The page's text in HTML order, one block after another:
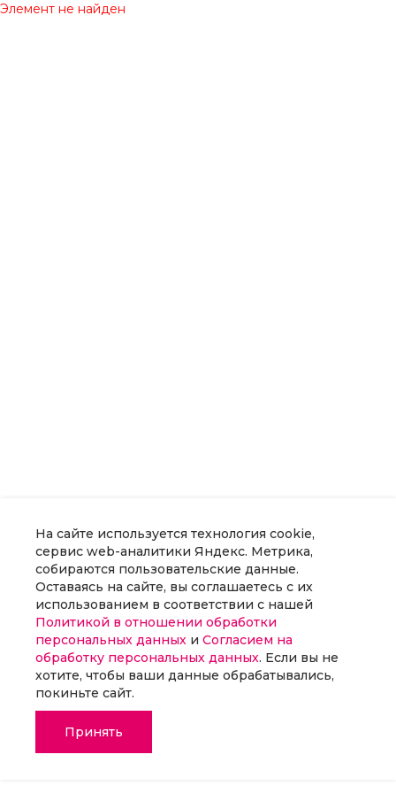
Элемент не найден
На сайте используется технология cookie,
сервис web-аналитики Яндекс. Метрика,
собираются пользовательские данные.
Оставаясь на сайте, вы соглашаетесь с их
использованием в соответствии с нашей
Политикой в отношении обработки
персональных данных и Согласием на
обработку персональных данных. Если вы не
хотите, чтобы ваши данные обрабатывались,
покиньте сайт.
Принять